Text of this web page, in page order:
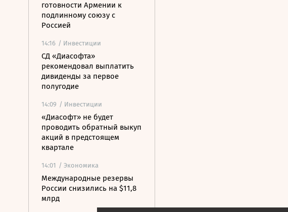
готовности Армении к
подлинному союзу с
Россией
14:16 / Инвестиции
СД «Диасофта»
рекомендовал выплатить
дивиденды за первое
полугодие
14:09 / Инвестиции
«Диасофт» не будет
проводить обратный выкуп
акций в предстоящем
квартале
14:01 / Экономика
Международные резервы
России снизились на $11,8
млрд